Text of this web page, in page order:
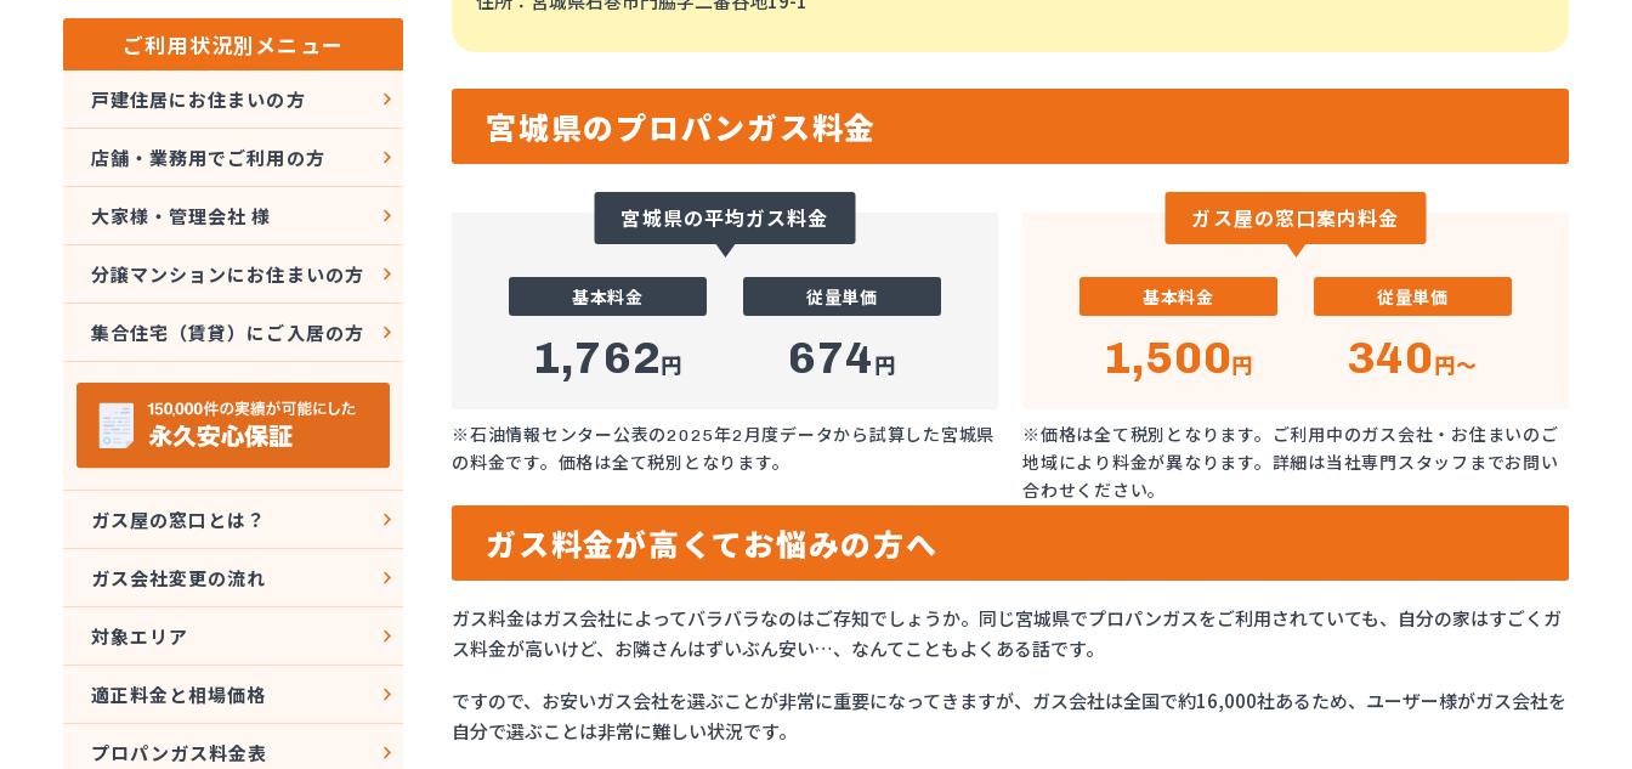
宮城県のプロパンガス料金
宮城県の平均ガス料金
基本料金
1,762円
従量単価
674円
※石油情報センター公表の2025年2月度データから試算した宮城県
の料金です。価格は全て税別となります。
ガス屋の窓口案内料金
基本料金
1,500円
従量単価
340円～
※価格は全て税別となります。ご利用中のガス会社・お住まいのご
地域により料金が異なります。詳細は当社専門スタッフまでお問い
合わせください。
ガス料金が高くてお悩みの方へ
ガス料金はガス会社によってバラバラなのはご存知でしょうか。同じ宮城県でプロパンガスをご利用されていても、自分の家はすごくガ
ス料金が高いけど、お隣さんはずいぶん安い…、なんてこともよくある話です。
ですので、お安いガス会社を選ぶことが非常に重要になってきますが、ガス会社は全国で約16,000社あるため、ユーザー様がガス会社を
自分で選ぶことは非常に難しい状況です。
ご利用状況別メニュー
戸建住居にお住まいの方
店舗・業務用でご利用の方
大家様・管理会社 様
分譲マンションにお住まいの方
集合住宅（賃貸）にご入居の方
ガス屋の窓口とは？
ガス会社変更の流れ
対象エリア
適正料金と相場価格
プロパンガス料金表